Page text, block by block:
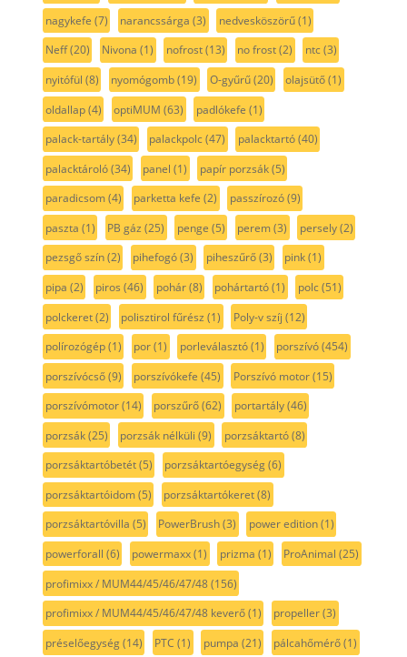
nagykefe (7) narancssárga (3) nedvesköszörű(1)
Neff(20) Nivona (1) nofrost(13) no frost(2) ntc(3)
nyitófül (8) nyomógomb(19) O-gyűrű(20) olajsütő(1)
oldallap(4) optiMUM (63) padlókefe (1)
palack-tartály(34) palackpolc(47) palacktartó(40)
palacktároló(34) panel (1) papír porzsák(5)
paradicsom(4) parketta kefe (2) passzírozó(9)
paszta (1) PB gáz (25) penge (5) perem(3) persely(2)
pezsgő szín(2) pihefogó(3) piheszűrő(3) pink(1)
pipa (2) piros (46) pohár(8) pohártartó(1) polc(51)
polckeret(2) polisztirol fűrész (1) Poly-v szíj (12)
polírozógép(1) por(1) porleválasztó(1) porszívó(454)
porszívócső(9) porszívókefe (45) Porszívó motor(15)
porszívómotor(14) porszűrő(62) portartály(46)
porzsák(25) porzsák nélküli (9) porzsáktartó(8)
porzsáktartóbetét(5) porzsáktartóegység(6)
porzsáktartóidom(5) porzsáktartókeret(8)
porzsáktartóvilla (5) PowerBrush(3) power edition(1)
powerforall (6) powermaxx(1) prizma (1) ProAnimal (25)
profimixx / MUM44/45/46/47/48(156)
profimixx / MUM44/45/46/47/48 keverő(1) propeller(3)
préselőegység(14) PTC (1) pumpa (21) pálcahőmérő(1)